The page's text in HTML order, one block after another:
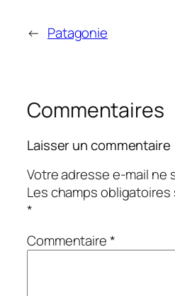
← Patagonie
Commentaires
Laisser un commentaire
Votre adresse e-mail ne
Les champs
*
Commentaire*